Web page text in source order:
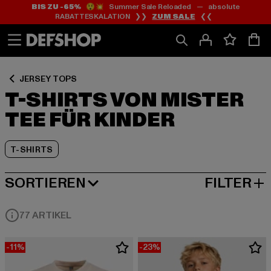
Zum
Inhalt
springen
Zum
Fußzeile
springen
BIS ZU -65%😲💥 Summer Sale Reloaded — absolute
RABATTESKALATION ❯❯ ZUM SALE ❮❮
JERSEY TOPS
T-SHIRTS VON MISTER
TEE FÜR KINDER
T-SHIRTS
Zum
Produktraster
springen
SORTIEREN
BELIEBTESTE FILTER
77 ARTIKEL
-11% -23%